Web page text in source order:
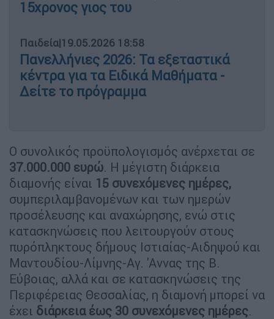
15χρονος γιος του
Παιδεία|19.05.2026 18:58
Πανελλήνιες 2026: Τα εξεταστικά
κέντρα για τα Ειδικά Μαθήματα -
Δείτε το πρόγραμμα
Ο συνολικός προϋπολογισμός ανέρχεται σε
37.000.000 ευρώ. Η μέγιστη διάρκεια
διαμονής είναι 15 συνεχόμενες ημέρες,
συμπεριλαμβανομένων και των ημερών
προσέλευσης και αναχώρησης, ενώ στις
κατασκηνώσεις που λειτουργούν στους
πυρόπληκτους δήμους Ιστιαίας-Αιδηψού και
Μαντουδίου-Λίμνης-Αγ. 'Αννας της Β.
Εύβοιας, αλλά και σε κατασκηνώσεις της
Περιφέρειας Θεσσαλίας, η διαμονή μπορεί να
έχει διάρκεια έως 30 συνεχόμενες ημέρες.